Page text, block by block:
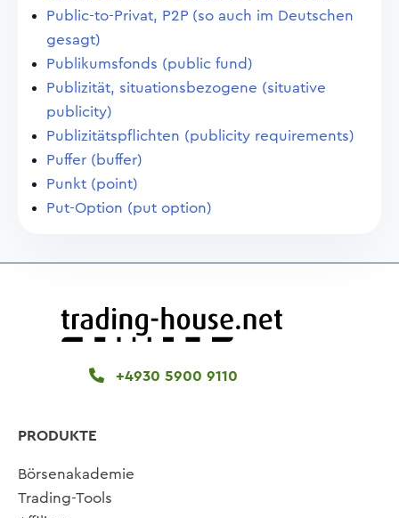
Public-to-Privat, P2P (so auch im Deutschen
gesagt)
Publikumsfonds (public fund)
Publizität, situationsbezogene (situative
publicity)
Publizitätspflichten (publicity requirements)
Puffer (buffer)
Punkt (point)
Put-Option (put option)
+4930 5900 9110
PRODUKTE
Börsenakademie
Trading-Tools